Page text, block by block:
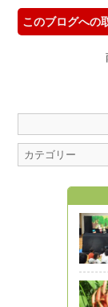
このブログへの